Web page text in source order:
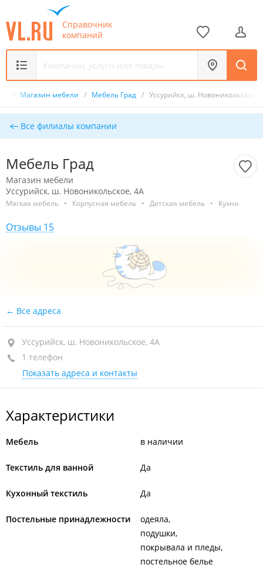
Справочник
компаний
Магазин мебели / Мебель Град / Уссурийск, ш. Новоникольское,
Все филиалы компании
Мебель Град
Магазин мебели
Уссурийск, ш. Новоникольское, 4А
Мягкая мебель • Корпусная мебель • Детская мебель • Кухни
Отзывы 15
Все адреса
Уссурийск, ш. Новоникольское, 4А
1 телефон
Показать адреса и контакты
Характеристики
Мебель в наличии
Текстиль для ванной Да
Кухонный текстиль Да
Постельные принадлежности
одеяла
подушки
покрывала и пледы
постельное белье